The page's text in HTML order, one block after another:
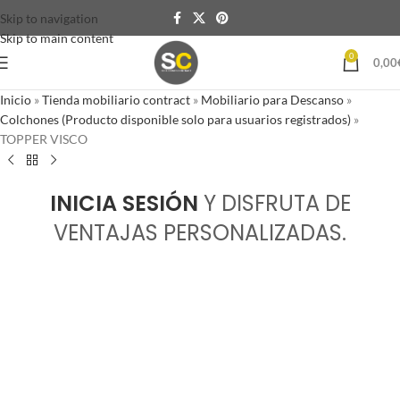
Skip to navigation
Skip to main content
0 0,00
Inicio »Tienda mobiliario contract » Mobiliario para Descanso »
Colchones (Producto disponible solo para usuarios registrados) »
TOPPER VISCO
INICIA SESIÓN Y DISFRUTA DE
VENTAJAS PERSONALIZADAS.